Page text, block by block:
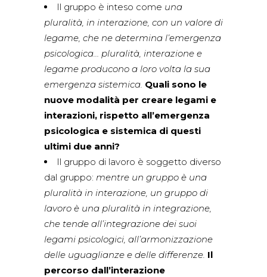
Il gruppo è inteso come una
pluralità, in interazione, con un valore di
legame, che ne determina l’emergenza
psicologica… pluralità, interazione e
legame producono a loro volta la sua
emergenza sistemica. Quali sono le
nuove modalità per creare legami e
interazioni, rispetto all’emergenza
psicologica e sistemica di questi
ultimi due anni?
Il gruppo di lavoro è soggetto diverso
dal gruppo: mentre un gruppo è una
pluralità in interazione, un gruppo di
lavoro è una pluralità in integrazione,
che tende all’integrazione dei suoi
legami psicologici, all’armonizzazione
delle uguaglianze e delle differenze. Il
percorso dall’interazione